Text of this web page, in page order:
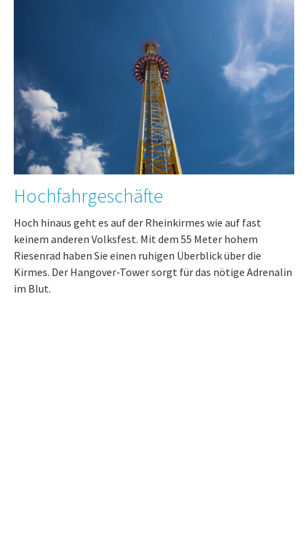
Hochfahrgeschäfte
Hoch hinaus geht es auf der Rheinkirmes wie auf fast
keinem anderen Volksfest. Mit dem 55 Meter hohem
Riesenrad haben Sie einen ruhigen Überblick über die
Kirmes. Der Hangover-Tower sorgt für das nötige Adrenalin
im Blut.